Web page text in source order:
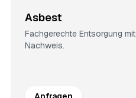
Asbest
Fachgerechte Entsorgung mit
Nachweis.